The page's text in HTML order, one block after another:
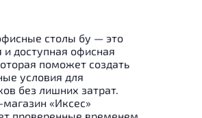
столы бу — это
доступная офисная
поможет создать
условия для
без лишних затрат.
«Иксес»